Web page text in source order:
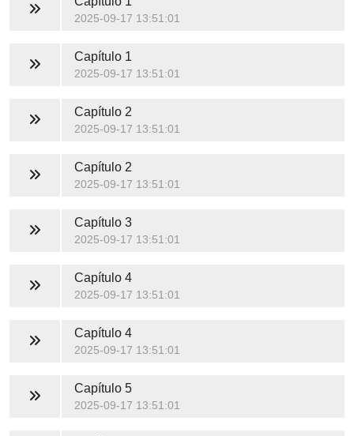
2025-09-17 13:51:01
Capítulo 1
2025-09-17 13:51:01
Capítulo 2
2025-09-17 13:51:01
Capítulo 2
2025-09-17 13:51:01
Capítulo 3
2025-09-17 13:51:01
Capítulo 4
2025-09-17 13:51:01
Capítulo 4
2025-09-17 13:51:01
Capítulo 5
2025-09-17 13:51:01